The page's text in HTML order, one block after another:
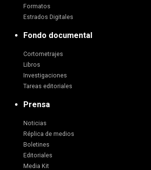
Formatos
Estrados Digitales
Fondo documental
Cortometrajes
Libros
Investigaciones
Tareas editoriales
Prensa
Noticias
Réplica de medios
Boletines
Editoriales
Media Kit